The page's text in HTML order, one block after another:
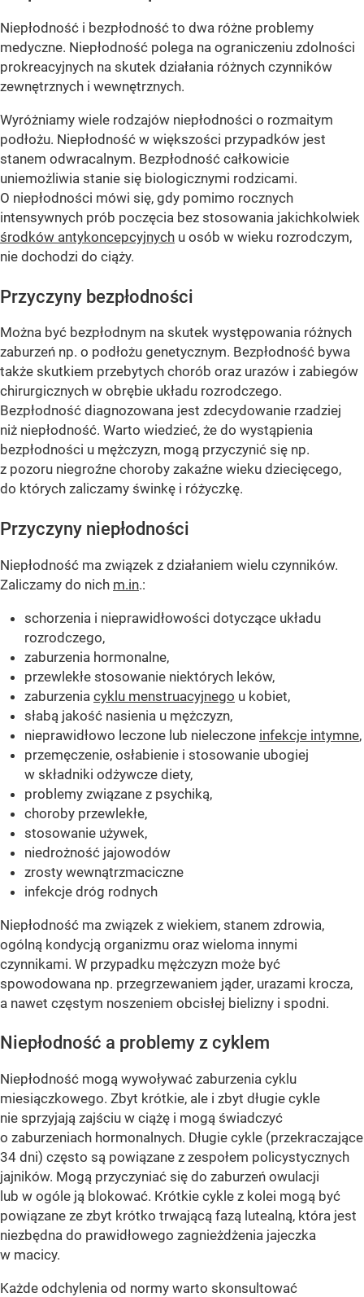
Niepłodność i bezpłodność to dwa różne problemy
medyczne. Niepłodność polega na ograniczeniu zdolności
prokreacyjnych na skutek działania różnych czynników
zewnętrznych i wewnętrznych.
Wyróżniamy wiele rodzajów niepłodności o rozmaitym
podłożu. Niepłodność w większości przypadków jest
stanem odwracalnym. Bezpłodność całkowicie
uniemożliwia stanie się biologicznymi rodzicami.
O niepłodności mówi się, gdy pomimo rocznych
intensywnych prób poczęcia bez stosowania jakichkolwiek
środków antykoncepcyjnych u osób w wieku rozrodczym,
nie dochodzi do ciąży.
Przyczyny bezpłodności
Można być bezpłodnym na skutek występowania różnych
zaburzeń np. o podłożu genetycznym. Bezpłodność bywa
także skutkiem przebytych chorób oraz urazów i zabiegów
chirurgicznych w obrębie układu rozrodczego.
Bezpłodność diagnozowana jest zdecydowanie rzadziej
niż niepłodność. Warto wiedzieć, że do wystąpienia
bezpłodności u mężczyzn, mogą przyczynić się np.
z pozoru niegroźne choroby zakaźne wieku dziecięcego,
do których zaliczamy świnkę i różyczkę.
Przyczyny niepłodności
Niepłodność ma związek z działaniem wielu czynników.
Zaliczamy do nich m.in.:
schorzenia i nieprawidłowości dotyczące układu
rozrodczego,
zaburzenia hormonalne,
przewlekłe stosowanie niektórych leków,
zaburzenia cyklu menstruacyjnego u kobiet,
słabą jakość nasienia u mężczyzn,
nieprawidłowo leczone lub nieleczone infekcje intymne,
przemęczenie, osłabienie i stosowanie ubogiej
w składniki odżywcze diety,
problemy związane z psychiką,
choroby przewlekłe,
stosowanie używek,
niedrożność jajowodów
zrosty wewnątrzmaciczne
infekcje dróg rodnych
Niepłodność ma związek z wiekiem, stanem zdrowia,
ogólną kondycją organizmu oraz wieloma innymi
czynnikami. W przypadku mężczyzn może być
spowodowana np. przegrzewaniem jąder, urazami krocza,
a nawet częstym noszeniem obcisłej bielizny i spodni.
Niepłodność a problemy z cyklem
Niepłodność mogą wywoływać zaburzenia cyklu
miesiączkowego. Zbyt krótkie, ale i zbyt długie cykle
nie sprzyjają zajściu w ciążę i mogą świadczyć
o zaburzeniach hormonalnych. Długie cykle (przekraczające
34 dni) często są powiązane z zespołem policystycznych
jajników. Mogą przyczyniać się do zaburzeń owulacji
lub w ogóle ją blokować. Krótkie cykle z kolei mogą być
powiązane ze zbyt krótko trwającą fazą lutealną, która jest
niezbędna do prawidłowego zagnieżdżenia jajeczka
w macicy.
Każde odchylenia od normy warto skonsultować